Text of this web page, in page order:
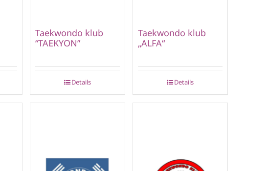
Taekwondo klub
“TAEKYON”
Details
Taekwondo klub
„ALFA“
Details